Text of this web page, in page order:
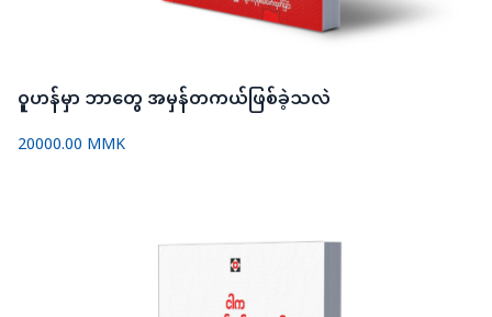
ဝူဟန်မှာ ဘာတွေ အမှန်တကယ်ဖြစ်ခဲ့သလဲ
20000.00 MMK